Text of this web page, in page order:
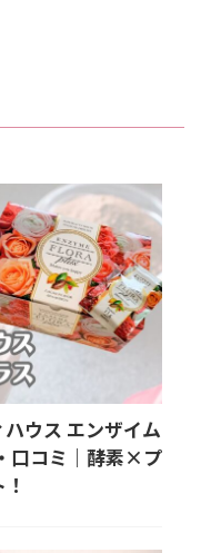
ハウス エンザイム
口コミ｜酵素×プ